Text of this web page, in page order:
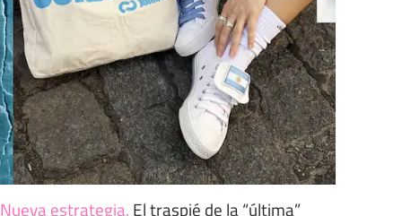
Nueva estrategia. El traspié de la “última”